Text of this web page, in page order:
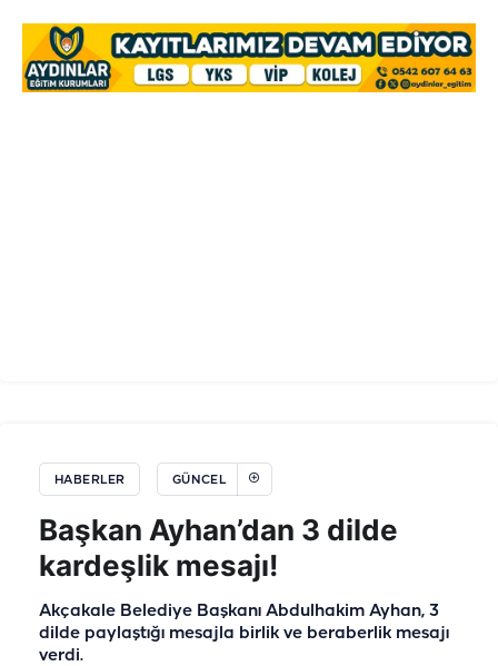
HABERLER GÜNCEL
Başkan Ayhan’dan 3 dilde
kardeşlik mesajı!
Akçakale Belediye Başkanı Abdulhakim Ayhan, 3
dilde paylaştığı mesajla birlik ve beraberlik mesajı
verdi.